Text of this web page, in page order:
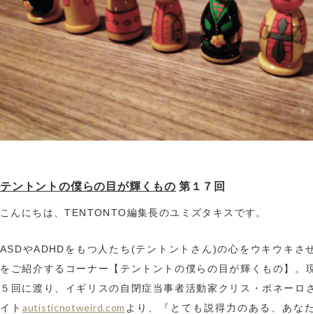
テントントの僕らの目が輝くもの 第１７回
こんにちは、TENTONTO編集長のユミズタキスです。
ASDやADHDをもつ人たち(テントントさん)の心をウキウキさ
をご紹介するコーナー【テントントの僕らの目が輝くもの】。
５回に渡り、イギリスの自閉症当事者活動家クリス・ボネーロ
イトautisticnotweird.com より、『とても説得力のある、あな